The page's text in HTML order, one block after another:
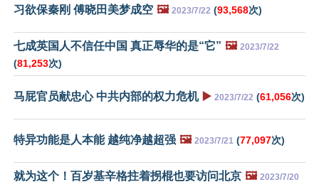
习欲保秦刚 傅晓田美梦成空 🖼️ 2023/7/22 (93,568次)
七成英国人不信任中国 真正辱华的是“它” 🖼️ 2023/7/22
(81,253次)
马屁官员献忠心 中共内部的权力危机 ▶️ 2023/7/22 (61,056次)
特异功能是人本能 越纯净越超强 🖼️ 2023/7/21 (77,097次)
就为这个！百岁基辛格拄着拐棍也要访问北京 🖼️ 2023/7/20